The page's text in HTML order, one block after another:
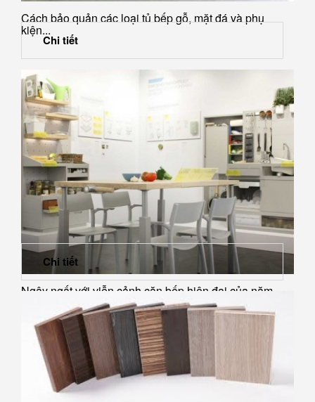
Cách bảo quản các loại tủ bếp gỗ, mặt đá và phụ
kiện...
Chi tiết
Ngây ngất với viễn cảnh căn bếp hiện đại của năm
Chi tiết